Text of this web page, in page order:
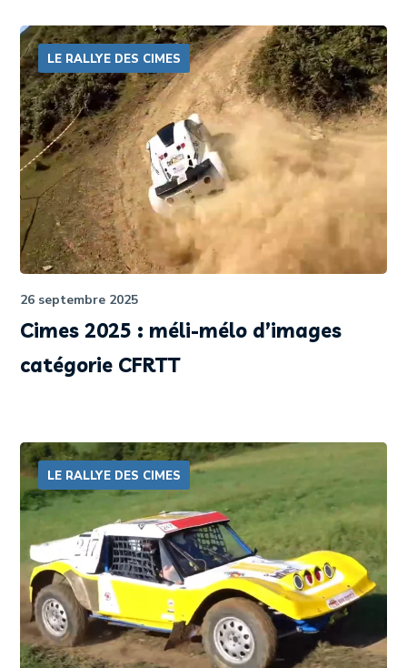
LE RALLYE DES CIMES
26 septembre 2025
Cimes 2025 : méli-mélo d’images
catégorie CFRTT
LE RALLYE DES CIMES